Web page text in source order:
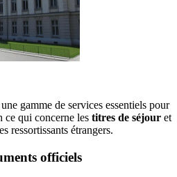
gamme de services essentiels pour
ce qui concerne les titres de séjour et
ressortissants étrangers.
officiels